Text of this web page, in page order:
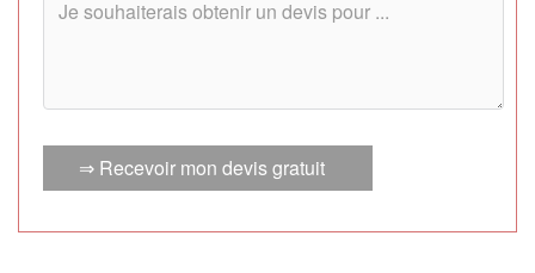
⇒ Recevoir mon devis gratuit